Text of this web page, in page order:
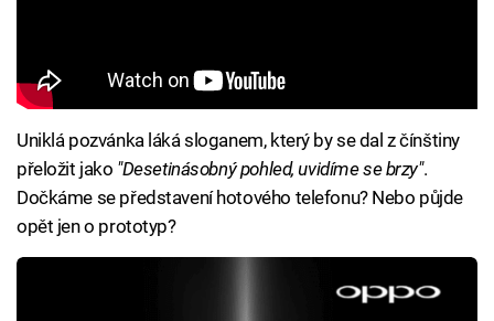
Uniklá pozvánka láká sloganem, který by se dal z čínštiny
přeložit jako "Desetinásobný pohled, uvidíme se brzy".
Dočkáme se představení hotového telefonu? Nebo půjde
opět jen o prototyp?